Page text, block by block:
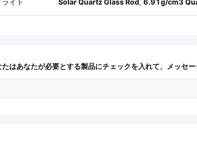
イト Solar Quartz Glass Rod, 6.91g/cm3
たはあなたが必要とする製品にチェックを入れて、メッセ